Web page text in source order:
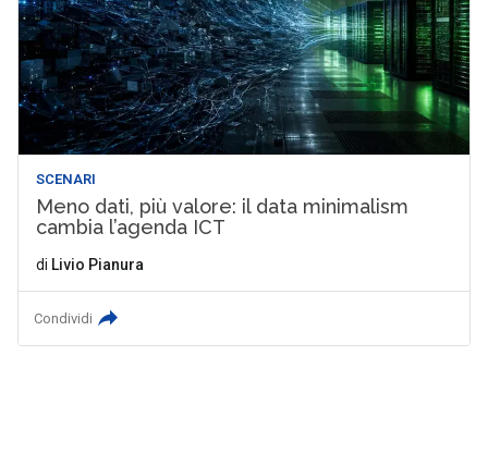
SCENARI
Meno dati, più valore: il data minimalism
cambia l’agenda ICT
di Livio Pianura
Condividi